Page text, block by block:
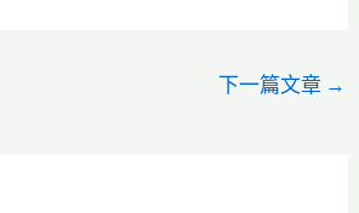
下一篇文章 →